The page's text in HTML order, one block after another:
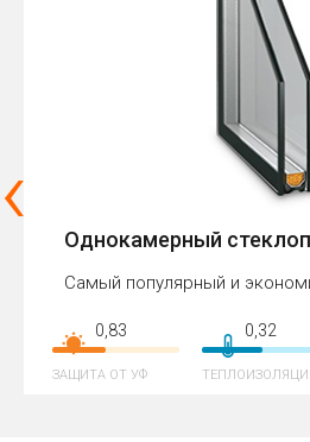
Однокамерный
Самый популярный и
0,83
ЗАЩИТА ОТ УФ
0,32
‹